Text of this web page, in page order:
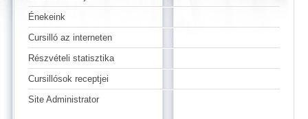
Énekeink
Cursilló az interneten
Részvételi statisztika
Cursillósok receptjei
Site Administrator